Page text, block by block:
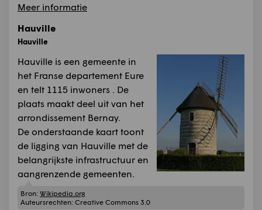
Meer informatie
Hauville
Hauville
Hauville is een gemeente in
het Franse departement Eure
en telt 1115 inwoners . De
plaats maakt deel uit van het
arrondissement Bernay.
De onderstaande kaart toont
de ligging van Hauville met de
belangrijkste infrastructuur en
aangrenzende gemeenten.
Bron: Wikipedia.org
Auteursrechten: Creative Commons 3.0